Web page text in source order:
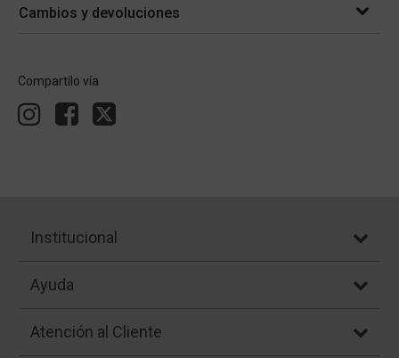
Cambios y devoluciones
Compartílo vía
Institucional
Ayuda
Atención al Cliente